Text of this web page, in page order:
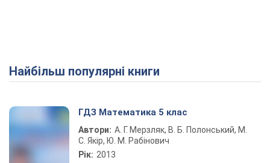
Найбільш популярні книги
ГДЗ Математика 5 клас
Автори: А. Г. Мерзляк, В. Б. Полонський, М.
С. Якір, Ю. М. Рабінович
Рік: 2013